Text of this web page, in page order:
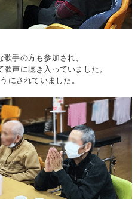
手の方も参加され、
声に聴き入っていました。
にされていました。